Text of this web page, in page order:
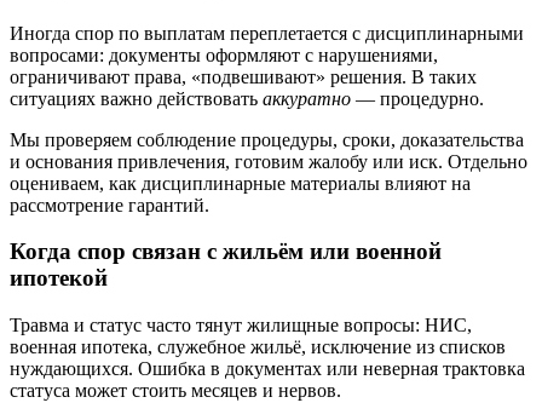
Иногда спор по выплатам переплетается с дисциплинарными
вопросами: документы оформляют с нарушениями,
ограничивают права, «подвешивают» решения. В таких
ситуациях важно действовать аккуратно — процедурно.
Мы проверяем соблюдение процедуры, сроки, доказательства
и основания привлечения, готовим жалобу или иск. Отдельно
оцениваем, как дисциплинарные материалы влияют на
рассмотрение гарантий.
Когда спор связан с жильём или военной
ипотекой
Травма и статус часто тянут жилищные вопросы: НИС,
военная ипотека, служебное жильё, исключение из списков
нуждающихся. Ошибка в документах или неверная трактовка
статуса может стоить месяцев и нервов.